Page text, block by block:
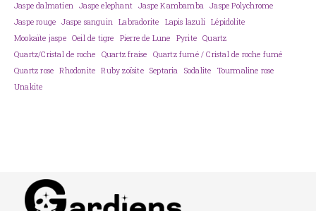
Jaspe dalmatien Jaspe elephant Jaspe Kambamba Jaspe Polychrome
Jaspe rouge
Jaspe sanguin Labradorite Lapis lazuli Lépidolite
Mookaïte jaspe Oeil de tigre Pierre de Lune Pyrite Quartz
Quartz/Cristal de roche
Quartz fraise
Quartz fumé / Cristal de roche fumé
Quartz rose
Rhodonite Ruby zoïsite Septaria Sodalite
Tourmaline rose
Unakite